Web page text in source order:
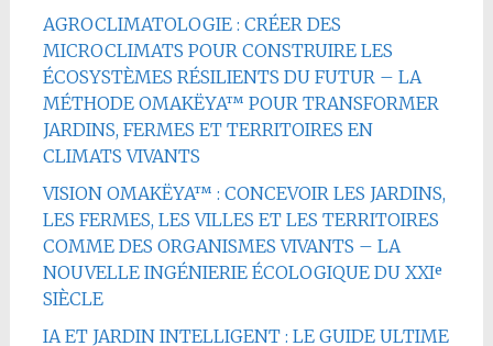
AGROCLIMATOLOGIE : CRÉER DES
MICROCLIMATS POUR CONSTRUIRE LES
ÉCOSYSTÈMES RÉSILIENTS DU FUTUR – LA
MÉTHODE OMAKËYA™ POUR TRANSFORMER
JARDINS, FERMES ET TERRITOIRES EN
CLIMATS VIVANTS
VISION OMAKËYA™ : CONCEVOIR LES JARDINS,
LES FERMES, LES VILLES ET LES TERRITOIRES
COMME DES ORGANISMES VIVANTS – LA
NOUVELLE INGÉNIERIE ÉCOLOGIQUE DU XXIᵉ
SIÈCLE
IA ET JARDIN INTELLIGENT : LE GUIDE ULTIME